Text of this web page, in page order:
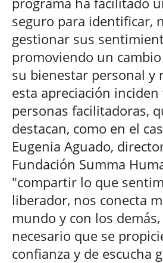
seguro para identificar,
gestionar sus
promoviendo un
su bienestar personal y
esta apreciación
personas facilitadoras,
destacan, como en el
Eugenia Aguado,
Fundación Summa
"compartir lo que
liberador, nos conecta
mundo y con los
necesario que se
confianza y de escucha